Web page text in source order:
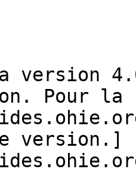
version
Pour
version.]